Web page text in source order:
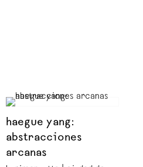
haegue yang:
abstracciones
arcanas